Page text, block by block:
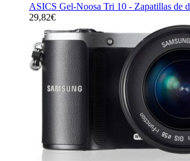
ASICS Gel-Noosa Tri 10 - Zapatillas de
29,82€